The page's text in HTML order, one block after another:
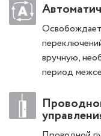
вручную,
период